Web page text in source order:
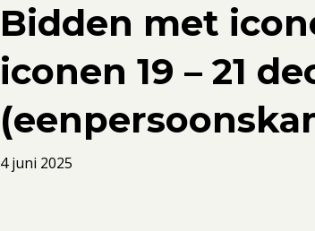
Bidden met
iconen 19 – 21
4 juni 2025